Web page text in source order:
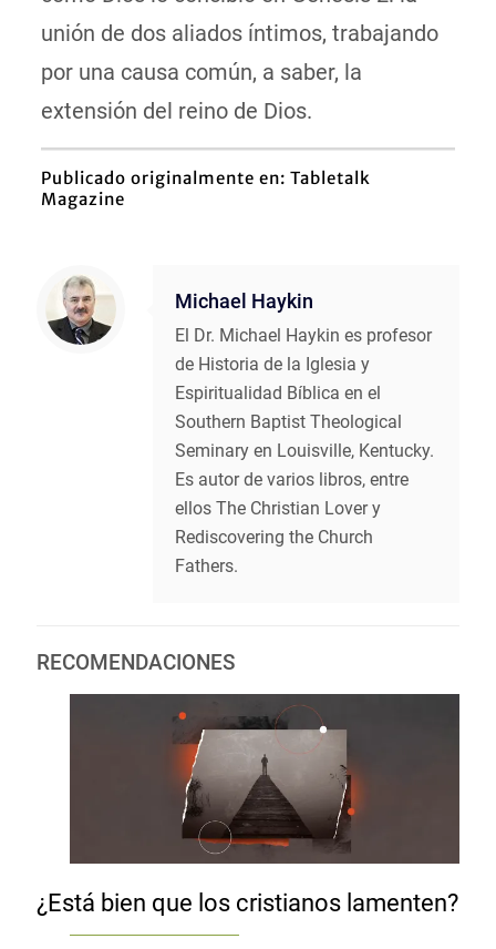
unión de dos aliados íntimos, trabajando
por una causa común, a saber, la
extensión del reino de Dios.
Publicado originalmente en: Tabletalk
Magazine
Michael Haykin
El Dr. Michael Haykin es profesor
de Historia de la Iglesia y
Espiritualidad Bíblica en el
Southern Baptist Theological
Seminary en Louisville, Kentucky.
Es autor de varios libros, entre
ellos The Christian Lover y
Rediscovering the Church
Fathers.
RECOMENDACIONES
¿Está bien que los cristianos lamenten?